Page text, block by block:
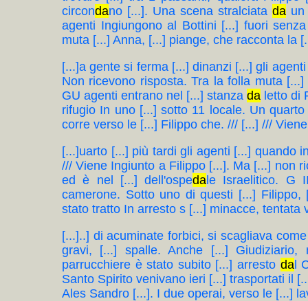
circondano [...]. Una scena stralciata da
agenti Ingiungono al Bottini [...] fuori
muta [...] Anna, [...] piange, che racconta la
[...]a gente si ferma [...] dinanzi [...] gli
Non ricevono risposta. Tra la folla muta
GU agenti entrano nel [...] stanza da letto di
rifugio In uno [...] sotto 11 locale. Un
corre verso le [...] Filippo che. /// [...] ///
[...]uarto [...] più tardi gli agenti [...] quando
/// Viene Ingiunto a Filippo [...]. Ma [...] non
ed è nel [...] dell'ospeda le Israelitico. G
camerone. Sotto uno di questi [...]
stato tratto In arresto s [...] minacce, tentata
[...]..] di acuminate forbici, si scagliava
gravi, [...] spalle. Anche [...]
parrucchiere è stato subito [...] arresto dal
Santo Spirito venivano ieri [...] trasportati il
Ales Sandro [...]. I due operai, verso le [...]